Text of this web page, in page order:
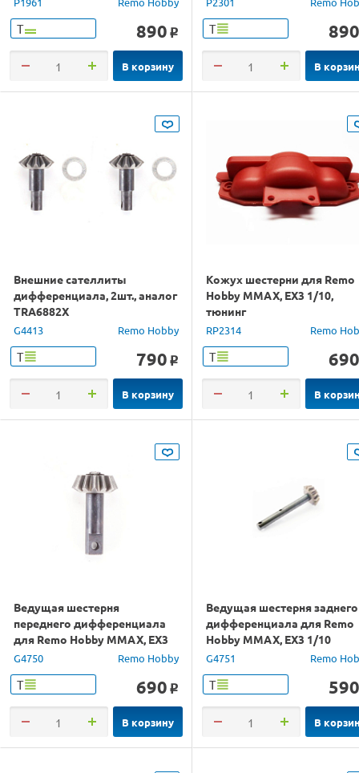
Т 890 o
В корзину
Т 890
В
Внешние сателлиты
дифференциала, 2шт., аналог
TRA6882X
G4413 Remo Hobby
Т 790 o
В корзину
Кожух шестерни для Remo
Hobby MMAX, EX3 1/10,
тюнинг
RP2314 Remo
Т 690
В
Ведущая шестерня
переднего дифференциала
для Remo Hobby MMAX, EX3
1/10
G4750 Remo Hobby
Т 690 o
В корзину
Ведущая шестерня заднего
дифференциала для Remo
Hobby MMAX, EX3 1/10
G4751 Remo
Т 590
В